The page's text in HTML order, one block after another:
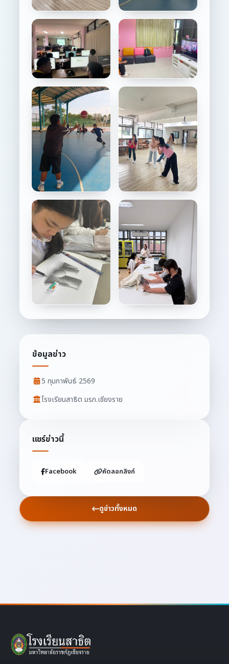
ข้อมูลข่าว
5 กุมภาพันธ์ 2569
โรงเรียนสาธิต มรภ.เชียงราย
แชร์ข่าวนี้
Facebook คัดลอกลิงก์
ดูข่าวทั้งหมด